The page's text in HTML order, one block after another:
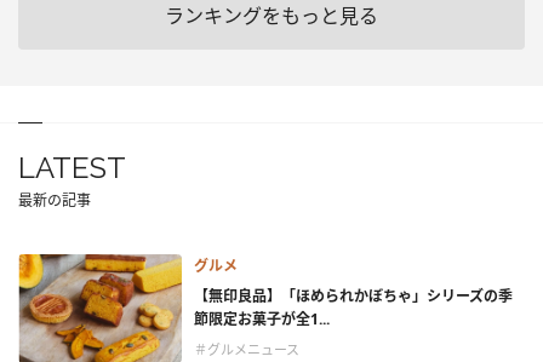
ランキングをもっと見る
LATEST
最新の記事
グルメ
【無印良品】「ほめられかぼちゃ」シリーズの季
節限定お菓子が全1...
＃グルメニュース